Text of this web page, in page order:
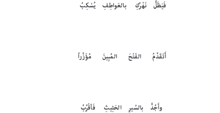
فَيَظَلُّ نَهْرُكِ بالعَواطِفِ يُسْكِبُ
أَتَقَدَّمُ الفَتْحَ المُبِينَ مُؤَزَّراً
وأَجُدًّ بالسِّيرِ الحَثِيثِ فَأقْرُبُ